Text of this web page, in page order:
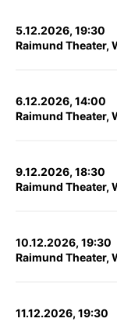
5.12.2026, 19:30
Raimund Theater,
6.12.2026, 14:00
Raimund Theater,
9.12.2026, 18:30
Raimund Theater,
10.12.2026, 19:30
Raimund Theater,
11.12.2026, 19:30